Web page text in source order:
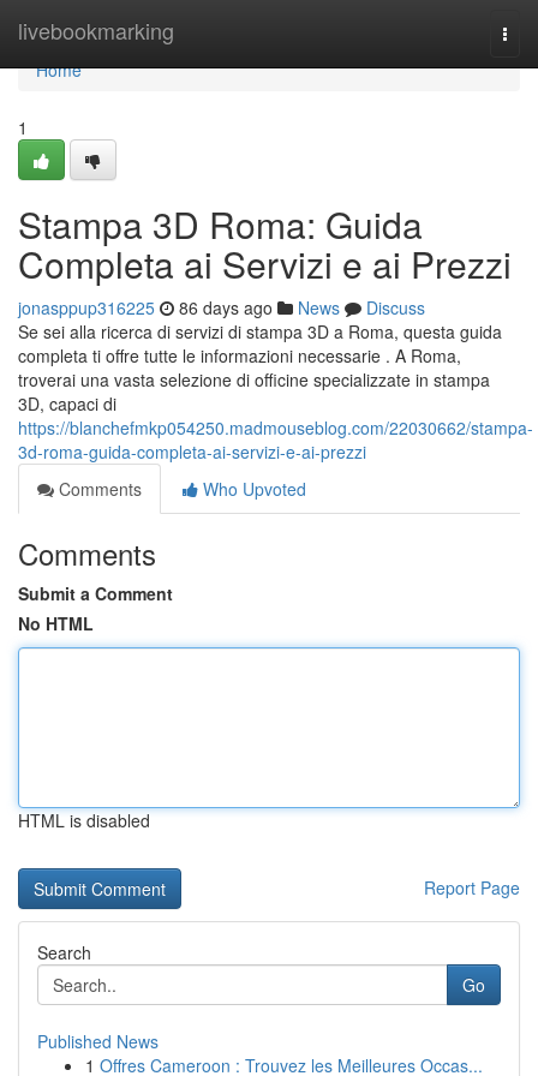
livebookmarking
Home
Home
1
Stampa 3D Roma: Guida
Completa ai Servizi e ai Prezzi
jonasppup316225 86 days ago News
Discuss
Se sei alla ricerca di servizi di stampa 3D a Roma, questa guida
completa ti offre tutte le informazioni necessarie . A Roma,
troverai una vasta selezione di officine specializzate in stampa
3D, capaci di
https://blanchefmkp054250.madmouseblog.com/22030662/stampa-
3d-roma-guida-completa-ai-servizi-e-ai-prezzi
Comments
Who Upvoted
Comments
Submit a Comment
No HTML
HTML is disabled
Report Page
Search
Go
Published News
1 Offres Cameroon : Trouvez les Meilleures Occas...